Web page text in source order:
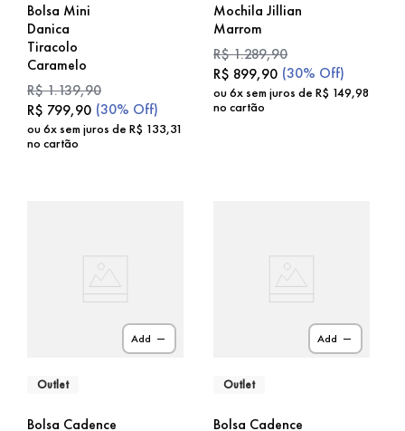
Bolsa Mini
Danica
Tiracolo
Caramelo
R$1.139,90
R$ 799,90 (30% Off)
ou6x sem juros de R$ 133,31
no cartão
Mochila Jillian
Marrom
R$1.289,90
R$ 899,90 (30% Off)
ou6x sem juros de R$ 149,98
no cartão
Add
Outlet
Bolsa Cadence
Add
Outlet
Bolsa Cadence